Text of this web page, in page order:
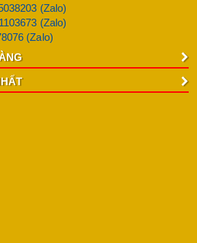
(Zalo)
(Zalo)
(Zalo)